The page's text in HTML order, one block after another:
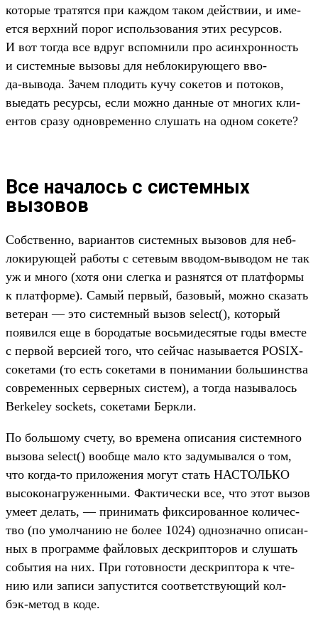
которые тра­тят­ся при каж­дом таком дей­ствии, и име­
ется вер­хний порог исполь­зования этих ресур­сов.
И вот тог­да все вдруг вспом­нили про асин­хрон­ность
и сис­темные вызовы для неб­локиру­юще­го вво­
да‑вывода. Зачем пло­дить кучу сокетов и потоков,
выедать ресур­сы, если мож­но дан­ные от мно­гих кли­
ентов сра­зу одновре­мен­но слу­шать на одном сокете?
Все началось с системных
вызовов
Собс­твен­но, вари­антов сис­темных вызовов для неб­
локиру­ющей работы с сетевым вво­дом‑выводом не так
уж и мно­го (хотя они слег­ка и раз­нятся от плат­формы
к плат­форме). Самый пер­вый, базовый, мож­но ска­зать
ветеран — это сис­темный вызов select(), который
появил­ся еще в борода­тые вось­мидеся­тые годы вмес­те
с пер­вой вер­сией того, что сей­час называ­ется POSIX-
сокета­ми (то есть сокета­ми в понима­нии боль­шинс­тва
сов­ремен­ных сер­верных сис­тем), а тог­да называ­лось
Berkeley sockets, сокета­ми Бер­кли.
По боль­шому сче­ту, во вре­мена опи­сания сис­темно­го
вызова select() вооб­ще мало кто задумы­вал­ся о том,
что ког­да‑то при­ложе­ния могут стать НАС­ТОЛЬ­КО
высоко­наг­ружен­ными. Фак­тичес­ки все, что этот вызов
уме­ет делать, — при­нимать фик­сирован­ное количес­
тво (по умол­чанию не более 1024) однознач­но опи­сан­
ных в прог­рамме фай­ловых дес­крип­торов и слу­шать
события на них. При готов­ности дес­крип­тора к чте­
нию или записи запус­тится соот­ветс­тву­ющий кол­
бэк‑метод в коде.